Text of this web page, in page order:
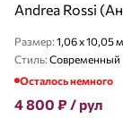
Andrea Rossi
Размер: 1,06 x 10,05 м
Стиль: Современный
Осталось немного
4 800 ₽ / рул